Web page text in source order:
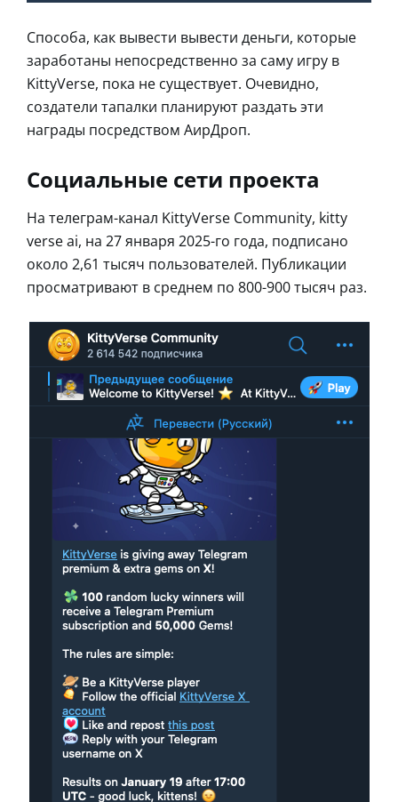
Способа, как вывести вывести деньги, которые
заработаны непосредственно за саму игру в
KittyVerse, пока не существует. Очевидно,
создатели тапалки планируют раздать эти
награды посредством АирДроп.
Социальные сети проекта
На телеграм-канал KittyVerse Community, kitty
verse ai, на 27 января 2025-го года, подписано
около 2,61 тысяч пользователей. Публикации
просматривают в среднем по 800-900 тысяч раз.